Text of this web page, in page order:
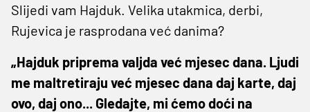
Slijedi vam Hajduk. Velika utakmica, derbi,
Rujevica je rasprodana već danima?
„Hajduk priprema valjda već mjesec dana. Ljudi
me maltretiraju već mjesec dana daj karte, daj
ovo, daj ono... Gledajte, mi ćemo doći na